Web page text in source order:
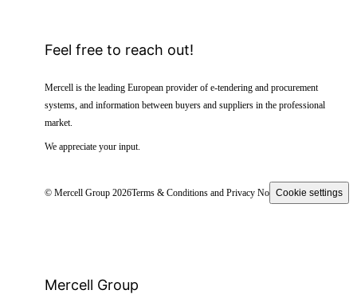
Feel free to reach out!
Mercell is the leading European provider of e-tendering and procurement
systems, and information between buyers and suppliers in the professional
market.
We appreciate your input.
© Mercell Group 2026Terms & Conditions and Privacy NoticeCookie settings
Mercell Group